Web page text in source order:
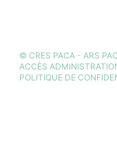
©CRES PACA -ARS
ACCÈS
POLITIQUE DE